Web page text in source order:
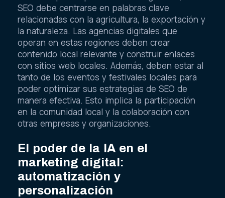
SEO debe centrarse en palabras clave
relacionadas con la agricultura, la exportación y
la naturaleza. Las agencias digitales que
operan en estas regiones deben crear
contenido local relevante y construir enlaces
con sitios web locales. Además, deben estar al
tanto de los eventos y festivales locales para
poder optimizar sus estrategias de SEO de
manera efectiva. Esto implica la participación
en la comunidad local y la colaboración con
otras empresas y organizaciones.
El poder de la IA en el
marketing digital:
automatización y
personalización